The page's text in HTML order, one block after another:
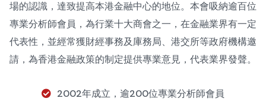
場的認識，達致提高本港金融中心的地位。本會吸納逾百位
專業分析師會員，為行業十大商會之一，在金融業界有一定
代表性，並經常獲財經事務及庫務局、港交所等政府機構邀
請，為香港金融政策的制定提供專業意見，代表業界發聲。
2002年成立，逾200位專業分析師會員